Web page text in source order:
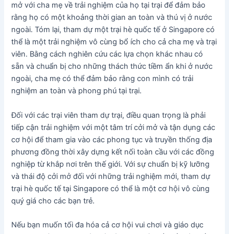
mở với cha mẹ về trải nghiệm của họ tại trại để đảm bảo
rằng họ có một khoảng thời gian an toàn và thú vị ở nước
ngoài. Tóm lại, tham dự một trại hè quốc tế ở Singapore có
thể là một trải nghiệm vô cùng bổ ích cho cả cha mẹ và trại
viên. Bằng cách nghiên cứu các lựa chọn khác nhau có
sẵn và chuẩn bị cho những thách thức tiềm ẩn khi ở nước
ngoài, cha mẹ có thể đảm bảo rằng con mình có trải
nghiệm an toàn và phong phú tại trại.
Đối với các trại viên tham dự trại, điều quan trọng là phải
tiếp cận trải nghiệm với một tâm trí cởi mở và tận dụng các
cơ hội để tham gia vào các phong tục và truyền thống địa
phương đồng thời xây dựng kết nối toàn cầu với các đồng
nghiệp từ khắp nơi trên thế giới. Với sự chuẩn bị kỹ lưỡng
và thái độ cởi mở đối với những trải nghiệm mới, tham dự
trại hè quốc tế tại Singapore có thể là một cơ hội vô cùng
quý giá cho các bạn trẻ.
Nếu bạn muốn tối đa hóa cả cơ hội vui chơi và giáo dục